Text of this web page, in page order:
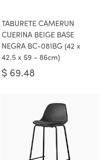
TABURETE CAMERUN
CUERINA BEIGE BASE
NEGRA BC-081BG (42 x
42.5 x 59 - 86cm)
$ 69.48